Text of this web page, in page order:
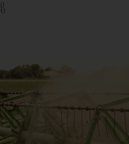
Praca
Ubezpieczenia